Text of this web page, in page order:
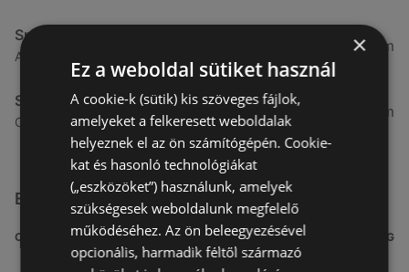
Spar City
Arany jános utca 16., 9400 Sopron
5,31 km
Spar City
Csengery utca 93, 9400 Sopron
5,92 km
Egyéb Szupermarketek üzletek a közelben
CÍM TÁVOLSÁG
×
Ez a weboldal sütiket használ
A cookie-k (sütik) kis szöveges fájlok,
amelyeket a felkeresett weboldalak
helyeznek el az ön számítógépén. Cookie-
kat és hasonló technológiákat
(„eszközöket”) használunk, amelyek
szükségesek weboldalunk megfelelő
működéséhez. Az ön beleegyezésével
opcionális, harmadik féltől származó